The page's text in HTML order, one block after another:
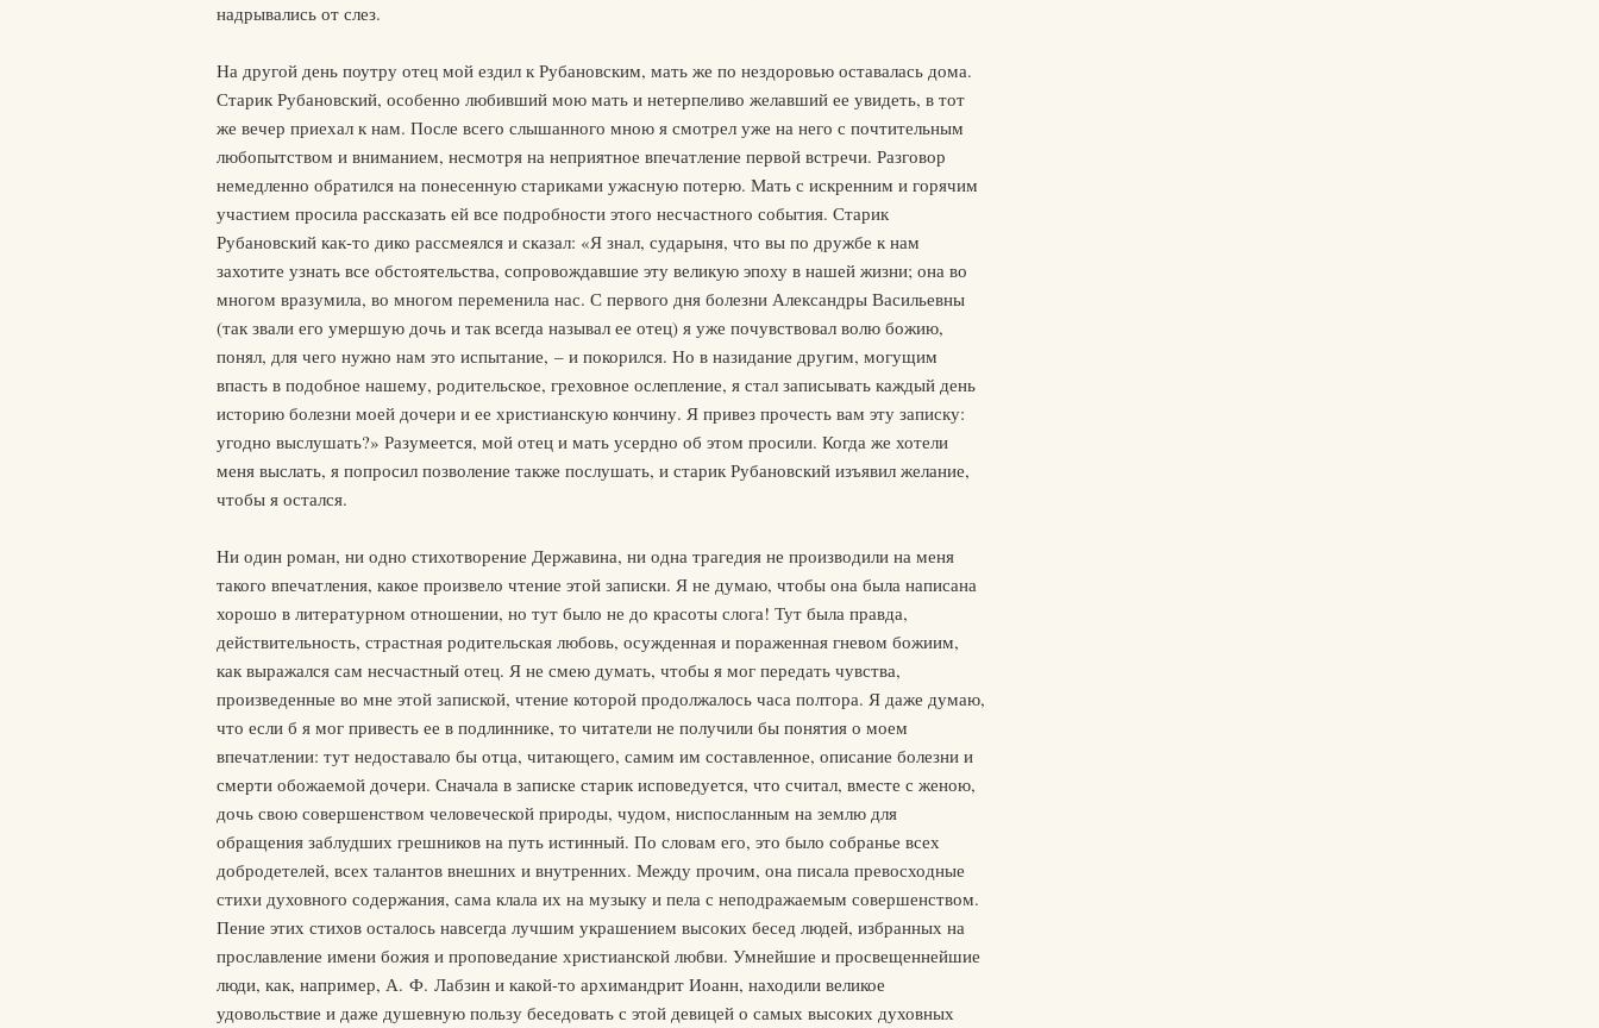
надрывались от слез.
На другой день поутру отец мой ездил к Рубановским, мать же по нездоровью оставалась дома.
Старик Рубановский, особенно любивший мою мать и нетерпеливо желавший ее увидеть, в тот
же вечер приехал к нам. После всего слышанного мною я смотрел уже на него с почтительным
любопытством и вниманием, несмотря на неприятное впечатление первой встречи. Разговор
немедленно обратился на понесенную стариками ужасную потерю. Мать с искренним и горячим
участием просила рассказать ей все подробности этого несчастного события. Старик
Рубановский как-то дико рассмеялся и сказал: «Я знал, сударыня, что вы по дружбе к нам
захотите узнать все обстоятельства, сопровождавшие эту великую эпоху в нашей жизни; она во
многом вразумила, во многом переменила нас. С первого дня болезни Александры Васильевны
(так звали его умершую дочь и так всегда называл ее отец) я уже почувствовал волю божию,
понял, для чего нужно нам это испытание, – и покорился. Но в назидание другим, могущим
впасть в подобное нашему, родительское, греховное ослепление, я стал записывать каждый день
историю болезни моей дочери и ее христианскую кончину. Я привез прочесть вам эту записку:
угодно выслушать?» Разумеется, мой отец и мать усердно об этом просили. Когда же хотели
меня выслать, я попросил позволение также послушать, и старик Рубановский изъявил желание,
чтобы я остался.
Ни один роман, ни одно стихотворение Державина, ни одна трагедия не производили на меня
такого впечатления, какое произвело чтение этой записки. Я не думаю, чтобы она была написана
хорошо в литературном отношении, но тут было не до красоты слога! Тут была правда,
действительность, страстная родительская любовь, осужденная и пораженная гневом божиим,
как выражался сам несчастный отец. Я не смею думать, чтобы я мог передать чувства,
произведенные во мне этой запиской, чтение которой продолжалось часа полтора. Я даже думаю,
что если б я мог привесть ее в подлиннике, то читатели не получили бы понятия о моем
впечатлении: тут недоставало бы отца, читающего, самим им составленное, описание болезни и
смерти обожаемой дочери. Сначала в записке старик исповедуется, что считал, вместе с женою,
дочь свою совершенством человеческой природы, чудом, ниспосланным на землю для
обращения заблудших грешников на путь истинный. По словам его, это было собранье всех
добродетелей, всех талантов внешних и внутренних. Между прочим, она писала превосходные
стихи духовного содержания, сама клала их на музыку и пела с неподражаемым совершенством.
Пение этих стихов осталось навсегда лучшим украшением высоких бесед людей, избранных на
прославление имени божия и проповедание христианской любви. Умнейшие и просвещеннейшие
люди, как, например, А. Ф. Лабзин и какой-то архимандрит Иоанн, находили великое
удовольствие и даже душевную пользу беседовать с этой девицей о самых высоких духовных